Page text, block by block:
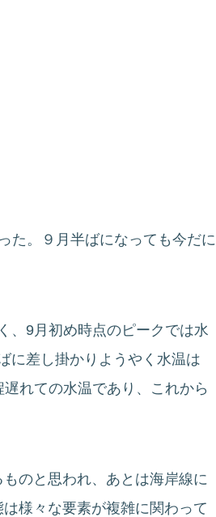
た。９月半ばになっても今だに
、9月初め時点のピークでは水
に差し掛かりようやく水温は
れての水温であり、これから
のと思われ、あとは海岸線に
様々な要素が複雑に関わって